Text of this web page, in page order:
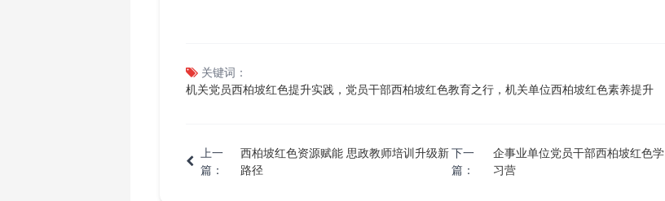
关键词：
机关党员西柏坡红色提升实践，党员干部西柏坡红色教育之行，机关单位西柏坡红色素养提升
上一
篇：
西柏坡红色资源赋能 思政教师培训升级新
路径
下一
篇：
企事业单位党员干部西柏坡红色学
习营